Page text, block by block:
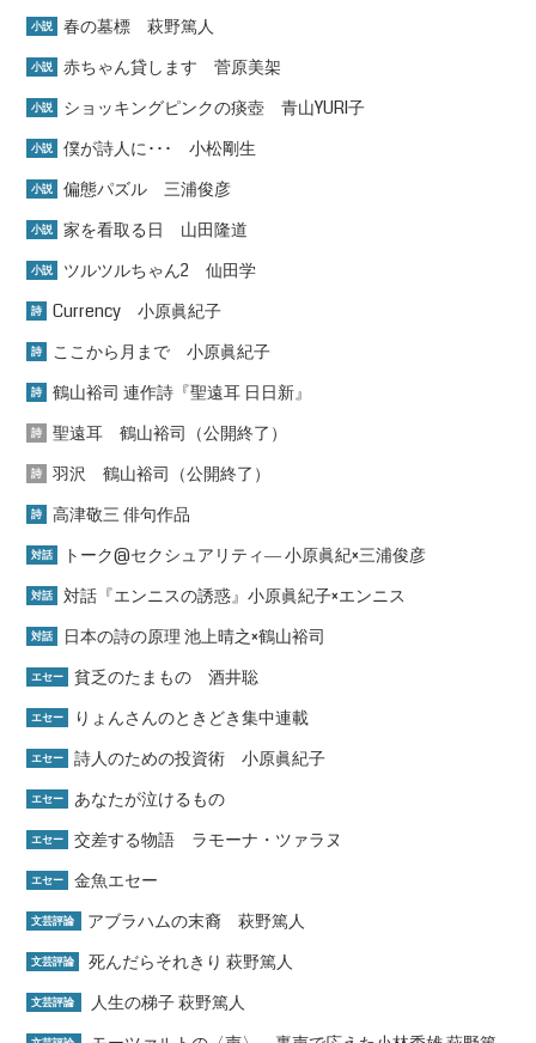
小説 春の墓標 萩野篤人
小説 赤ちゃん貸します 菅原美架
小説 ショッキングピンクの痰壺 青山YURI子
小説 僕が詩人に･･･ 小松剛生
小説 偏態パズル 三浦俊彦
小説 家を看取る日 山田隆道
小説 ツルツルちゃん2 仙田学
詩 Currency 小原眞紀子
詩 ここから月まで 小原眞紀子
詩 鶴山裕司 連作詩『聖遠耳 日日新』
詩 聖遠耳 鶴山裕司（公開終了）
詩 羽沢 鶴山裕司（公開終了）
詩 高津敬三 俳句作品
対話 トーク@セクシュアリティ― 小原眞紀×三浦俊彦
対話 対話『エンニスの誘惑』小原眞紀子×エンニス
対話 日本の詩の原理 池上晴之×鶴山裕司
エセー 貧乏のたまもの 酒井聡
エセー りょんさんのときどき集中連載
エセー 詩人のための投資術 小原眞紀子
エセー あなたが泣けるもの
エセー 交差する物語 ラモーナ・ツァラヌ
エセー 金魚エセー
文芸評論 アブラハムの末裔 萩野篤人
文芸評論 死んだらそれきり 萩野篤人
文芸評論 人生の梯子 萩野篤人